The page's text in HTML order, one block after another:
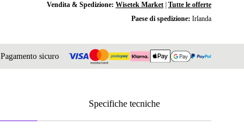
Vendita & Spedizione: Wisetek Market| Tutte le offerte
Paese di spedizione: Irlanda
Pagamento sicuro
Specifiche tecniche